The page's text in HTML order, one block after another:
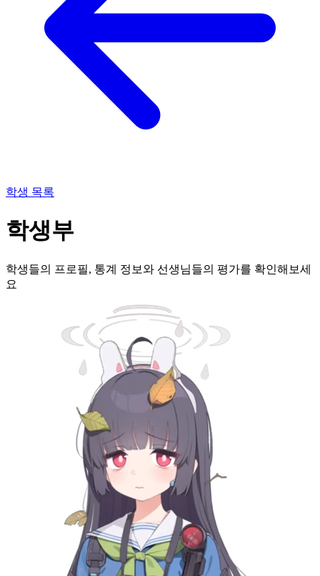
학생 목록
학생부
학생들의 프로필, 통계 정보와 선생님들의 평가를 확인해보세
요